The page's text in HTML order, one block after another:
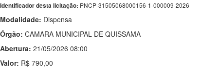
Identificador desta licitação: PNCP-31505068000156-1-000009-2026
Modalidade: Dispensa
Órgão: CAMARA MUNICIPAL DE QUISSAMA
Abertura: 21/05/2026 08:00
Valor: R$ 790,00